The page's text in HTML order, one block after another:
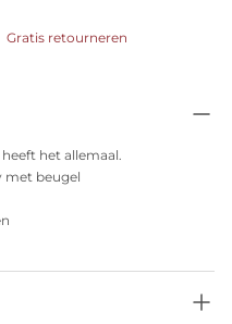
Gratis retourneren
het allemaal.
met beugel